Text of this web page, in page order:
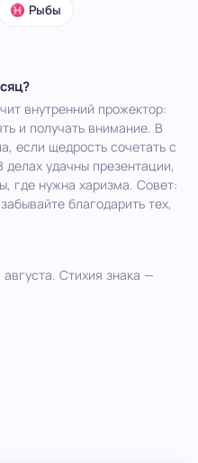
♓ Рыбы
внутренний прожектор:
и получать внимание. В
если щедрость сочетать с
удачны презентации,
где нужна харизма. Совет:
благодарить тех,
Стихия знака —